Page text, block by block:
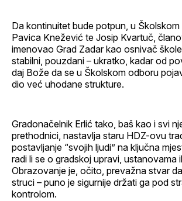
Da kontinuitet bude potpun, u
Pavica Knežević te Josip Kvartuč,
imenovao Grad Zadar kao osnivač
stabilni, pouzdani – ukratko, kadar od
daj Bože da se u Školskom odboru
dio već uhodane strukture.
Gradonačelnik Erlić tako, baš kao i svi
prethodnici, nastavlja staru HDZ-ovu
postavljanje “svojih ljudi” na ključna
radi li se o gradskoj upravi, ustanovama
Obrazovanje je, očito, prevažna stvar
struci – puno je sigurnije držati ga pod
kontrolom.